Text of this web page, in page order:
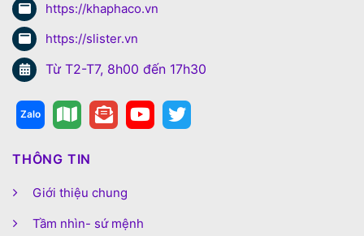
https://khaphaco.vn
https://slister.vn
Từ T2-T7, 8h00 đến 17h30
THÔNG TIN
Giới thiệu chung
Tầm nhìn- sứ mệnh